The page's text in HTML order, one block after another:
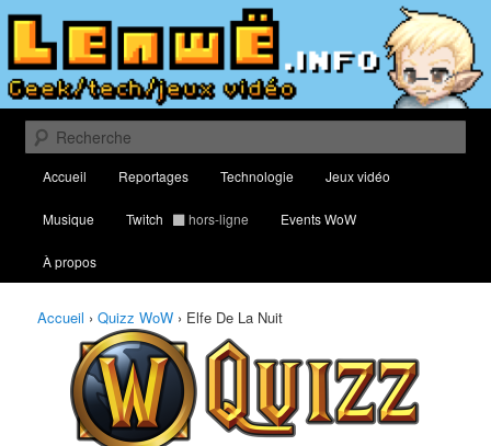
Aller
contenu
principal
Aller
contenu
secondaireLenwë – Culture geek, tech et jeux
vidéo
Classement des meilleurs joueurs au Quizz World of Warcraft
Recherche
principal
Accueil Reportages Technologie Jeux vidéo
Musique Twitch hors-ligne Events WoW
À propos
Accueil › Quizz WoW › Elfe De La Nuit